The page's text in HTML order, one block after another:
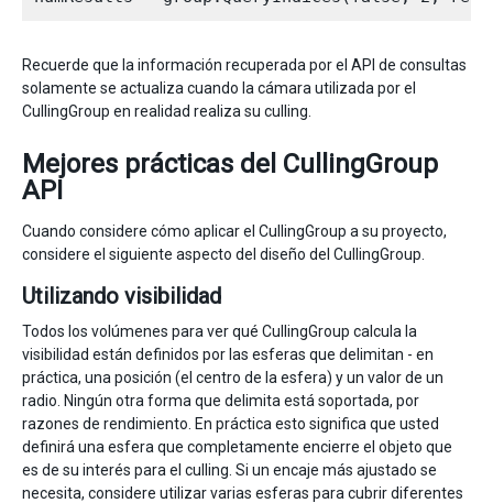
Recuerde que la información recuperada por el API de consultas
solamente se actualiza cuando la cámara utilizada por el
CullingGroup en realidad realiza su culling.
Mejores prácticas del CullingGroup
API
Cuando considere cómo aplicar el CullingGroup a su proyecto,
considere el siguiente aspecto del diseño del CullingGroup.
Utilizando visibilidad
Todos los volúmenes para ver qué CullingGroup calcula la
visibilidad están definidos por las esferas que delimitan - en
práctica, una posición (el centro de la esfera) y un valor de un
radio. Ningún otra forma que delimita está soportada, por
razones de rendimiento. En práctica esto significa que usted
definirá una esfera que completamente encierre el objeto que
es de su interés para el culling. Si un encaje más ajustado se
necesita, considere utilizar varias esferas para cubrir diferentes